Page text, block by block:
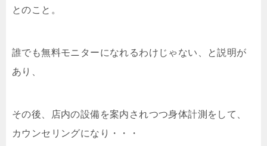
とのこと。
誰でも無料モニターになれるわけじゃない、と説明が
あり、
その後、店内の設備を案内されつつ身体計測をして、
カウンセリングになり・・・